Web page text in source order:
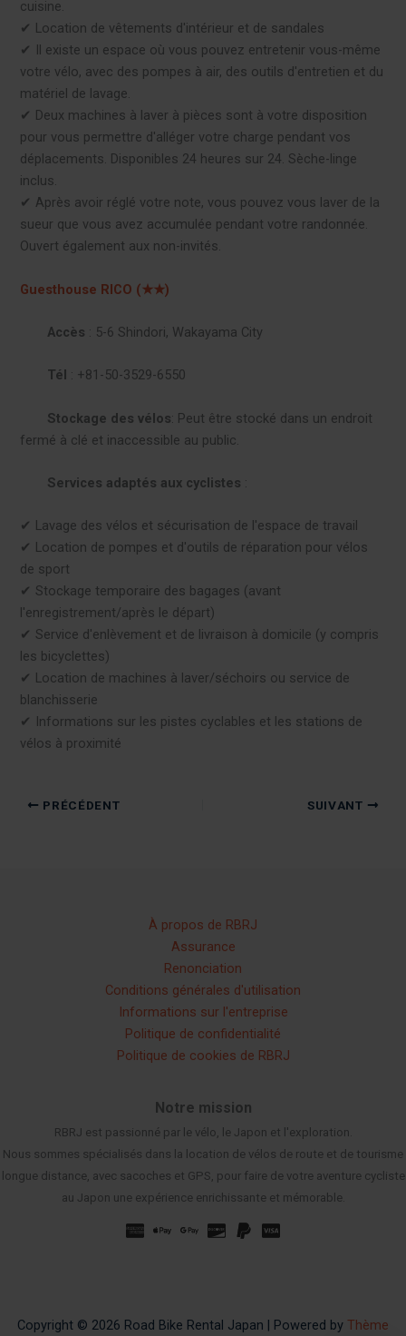
cuisine.
✔︎ Location de vêtements d'intérieur et de sandales
✔︎ Il existe un espace où vous pouvez entretenir vous-même
votre vélo, avec des pompes à air, des outils d'entretien et du
matériel de lavage.
✔︎ Deux machines à laver à pièces sont à votre disposition
pour vous permettre d'alléger votre charge pendant vos
déplacements. Disponibles 24 heures sur 24. Sèche-linge
inclus.
✔︎ Après avoir réglé votre note, vous pouvez vous laver de la
sueur que vous avez accumulée pendant votre randonnée.
Ouvert également aux non-invités.
Guesthouse RICO (★★)
Accès : 5-6 Shindori, Wakayama City
Tél : +81-50-3529-6550
Stockage des vélos: Peut être stocké dans un endroit
fermé à clé et inaccessible au public.
Services adaptés aux cyclistes :
✔︎ Lavage des vélos et sécurisation de l'espace de travail
✔︎ Location de pompes et d'outils de réparation pour vélos
de sport
✔︎ Stockage temporaire des bagages (avant
l'enregistrement/après le départ)
✔︎ Service d'enlèvement et de livraison à domicile (y compris
les bicyclettes)
✔︎ Location de machines à laver/séchoirs ou service de
blanchisserie
✔︎ Informations sur les pistes cyclables et les stations de
vélos à proximité
PRÉCÉDENT SUIVANT
À propos de RBRJ
Assurance
Renonciation
Conditions générales d'utilisation
Informations sur l'entreprise
Politique de confidentialité
Politique de cookies de RBRJ
Notre mission
RBRJ est passionné par le vélo, le Japon et l'exploration.
Nous sommes spécialisés dans la location de vélos de route et de tourisme
longue distance, avec sacoches et GPS, pour faire de votre aventure cycliste
au Japon une expérience enrichissante et mémorable.
Copyright © 2026 Road Bike Rental Japan | Powered by Thème
Japanese
Russian